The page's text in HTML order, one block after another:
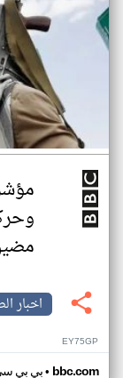
اخبار
EY75GP
بي بي• bbc.com